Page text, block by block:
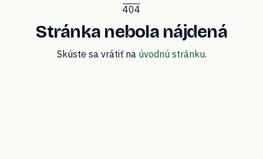
404
Stránka nebola nájdená
Skúste sa vrátiť na úvodnú stránku.